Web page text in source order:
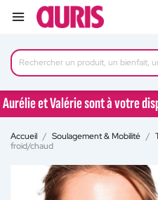
Aurélie et Valérie sont à votre
question au
Aurélie et Valérie sont à votre
question au
Accueil Soulagement & Mobilité
froid/chaud